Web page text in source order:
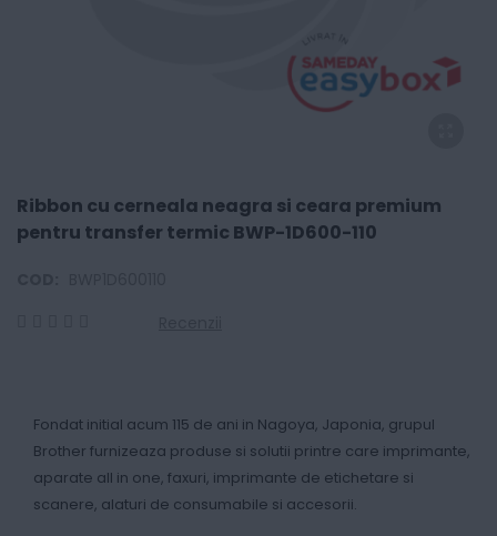
Ribbon cu cerneala neagra si ceara premium
pentru transfer termic BWP-1D600-110
Fondat initial acum 115 de ani in Nagoya, Japonia, grupul
Brother furnizeaza produse si solutii printre care imprimante,
aparate all in one, faxuri, imprimante de etichetare si
scanere, alaturi de consumabile si accesorii.